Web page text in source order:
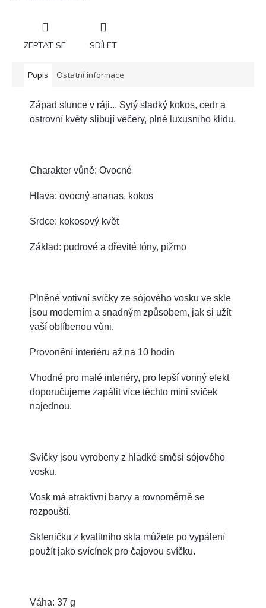
ZEPTAT SE SDÍLET
Popis Ostatní informace
Západ slunce v ráji... Sytý sladký kokos, cedr a
ostrovní květy slibují večery, plné luxusního klidu.
Charakter vůně: Ovocné
Hlava: ovocný ananas, kokos
Srdce: kokosový květ
Základ: pudrové a dřevité tóny, pižmo
Plněné votivní svíčky ze sójového vosku ve skle
jsou moderním a snadným způsobem, jak si užít
vaší oblíbenou vůni.
Provonění interiéru až na 10 hodin
Vhodné pro malé interiéry, pro lepší vonný efekt
doporučujeme zapálit více těchto mini svíček
najednou.
Svíčky jsou vyrobeny z hladké směsi sójového
vosku.
Vosk má atraktivní barvy a rovnoměrně se
rozpouští.
Skleničku z kvalitního skla můžete po vypálení
použít jako svícínek pro čajovou svíčku.
Váha: 37 g